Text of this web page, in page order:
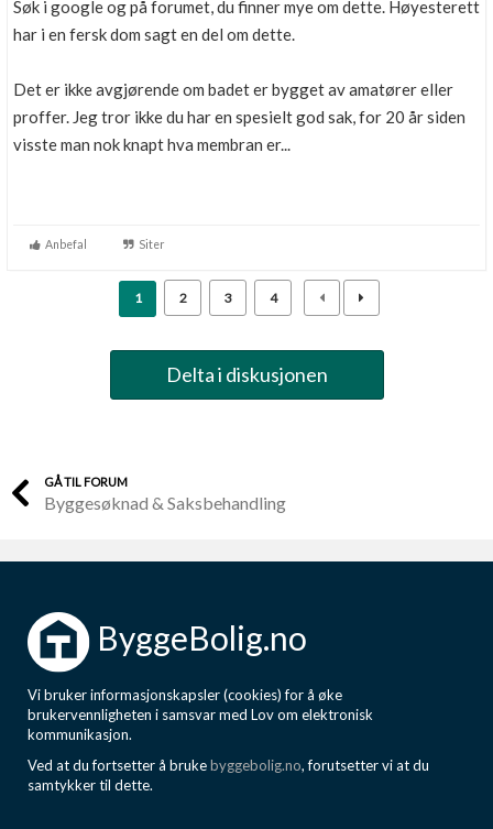
Søk i google og på forumet, du finner mye om dette. Høyesterett
har i en fersk dom sagt en del om dette.
Det er ikke avgjørende om badet er bygget av amatører eller
proffer. Jeg tror ikke du har en spesielt god sak, for 20 år siden
visste man nok knapt hva membran er...
Anbefal Siter
1 2 3 4
Delta i diskusjonen
GÅ TIL FORUM
Byggesøknad & Saksbehandling
ByggeBolig.no
Vi bruker informasjonskapsler (cookies) for å øke
brukervennligheten i samsvar med Lov om elektronisk
kommunikasjon.
Ved at du fortsetter å brukebyggebolig.no, forutsetter vi at du
samtykker til dette.